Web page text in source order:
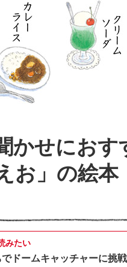
かせにおす
お」の絵本
みたい
でドームキャッチャーに挑